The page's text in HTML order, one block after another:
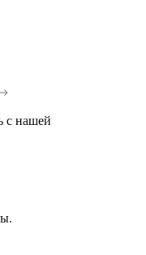
с нашей